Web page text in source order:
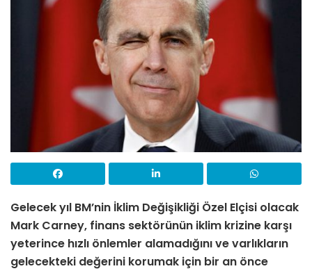
Gelecek yıl BM’nin İklim Değişikliği Özel Elçisi olacak
Mark Carney, finans sektörünün iklim krizine karşı
yeterince hızlı önlemler alamadığını ve varlıkların
gelecekteki değerini korumak için bir an önce